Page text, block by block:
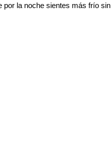
por la noche sientes más frío sin